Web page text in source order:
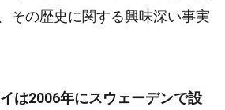
その歴史に関する興味深い事実
は2006年にスウェーデンで設